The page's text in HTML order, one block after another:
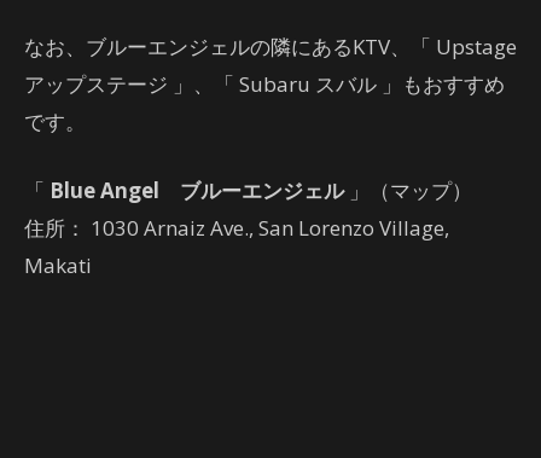
なお、ブルーエンジェルの隣にあるKTV、「 Upstage
アップステージ 」、「 Subaru スバル 」もおすすめ
です。
「 Blue Angel ブルーエンジェル 」（マップ）
住所： 1030 Arnaiz Ave., San Lorenzo Village,
Makati